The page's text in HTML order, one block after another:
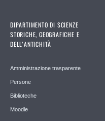
DIPARTIMENTO DI SCIENZE
STORICHE, GEOGRAFICHE E
DELL’ANTICHITÀ
Amministrazione trasparente
Persone
Biblioteche
Moodle